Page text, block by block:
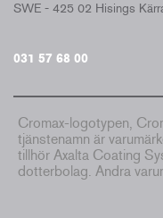
SWE - 425 02 Hisings
031 57 68 00
Cromax-logotypen,
tjänstenamn är
tillhör Axalta Coating
dotterbolag. Andra